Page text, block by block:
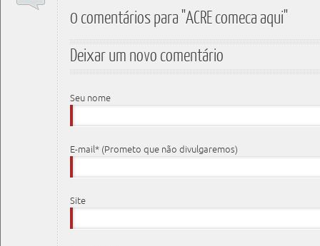
0 comentários para "ACRE comeca aqui"
Deixar um novo comentário
Seu nome
E-mail* (Prometo que não divulgaremos)
Site